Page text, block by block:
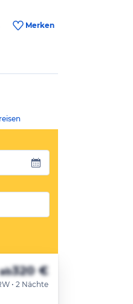
Merken
ab320 €
• 2 Nächte